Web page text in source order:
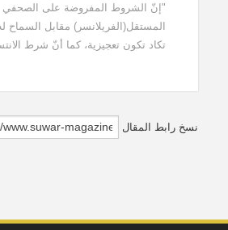
"إنّ الشروط المفروضة على الصحفي
المستقل(الفريلانسر) مقابل السماح
تكاد تكون تعجيزية، كما أنّ شرط
نسخ رابط المقال